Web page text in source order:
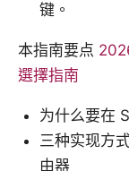
键。
本指南要点
選擇指南
为什么要在
三种实现方
由器